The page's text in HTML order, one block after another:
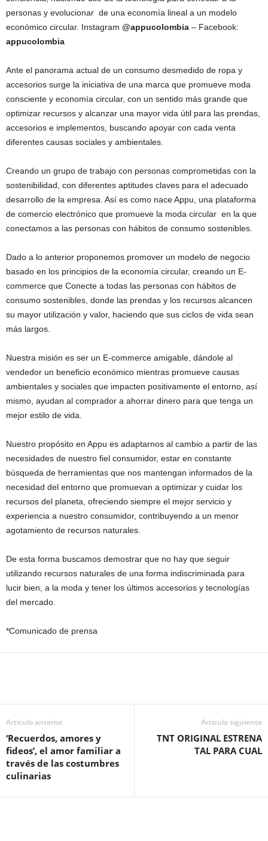
personas y evolucionar de una economía lineal a un modelo
económico circular. Instagram @appucolombia – Facebook:
appucolombia
Ante el panorama actual de un consumo desmedido de ropa y
accesorios surge la iniciativa de una marca que promueve moda
consciente y economía circular, con un sentido más grande que
optimizar recursos y alcanzar una mayor vida útil para las prendas,
accesorios e implementos, buscando apoyar con cada venta
diferentes causas sociales y ambientales.
Creando un grupo de trabajo con personas comprometidas con la
sostenibilidad, con diferentes aptitudes claves para el adecuado
desarrollo de la empresa. Así es como nace Appu, una plataforma
de comercio electrónico que promueve la moda circular en la que
conectamos a las personas con hábitos de consumo sostenibles.
Dado a lo anterior proponemos promover un modelo de negocio
basado en los principios de la economía circular, creando un E-
commerce que Conecte a todas las personas con hábitos de
consumo sostenibles, donde las prendas y los recursos alcancen
su mayor utilización y valor, haciendo que sus ciclos de vida sean
más largos.
Nuestra misión es ser un E-commerce amigable, dándole al
vendedor un beneficio económico mientras promueve causas
ambientales y sociales que impacten positivamente el entorno, así
mismo, ayudan al comprador a ahorrar dinero para que tenga un
mejor estilo de vida.
Nuestro propósito en Appu es adaptarnos al cambio a partir de las
necesidades de nuestro fiel consumidor, estar en constante
búsqueda de herramientas que nos mantengan informados de la
necesidad del entorno que promuevan a optimizar y cuidar los
recursos del planeta, ofreciendo siempre el mejor servicio y
experiencia a nuestro consumidor, contribuyendo a un menor
agotamiento de recursos naturales.
De esta forma buscamos demostrar que no hay que seguir
utilizando recursos naturales de una forma indiscriminada para
lucir bien, a la moda y tener los últimos accesorios y tecnologías
del mercado.
*Comunicado de prensa
Artículo anterior
‘Recuerdos, amores y
fideos’, el amor familiar a
través de las costumbres
culinarias
Artículo siguiente
TNT ORIGINAL ESTRENA
TAL PARA CUAL